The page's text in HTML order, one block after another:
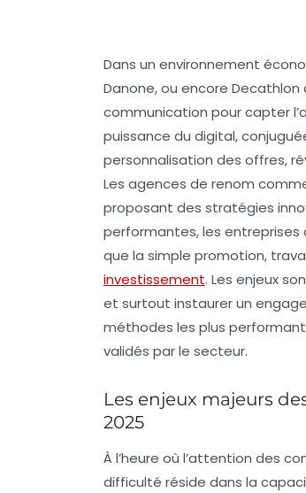
Dans un environnement
Danone, ou encore
communication pour capter
puissance du digital,
personnalisation des offres,
Les agences de renom
proposant des stratégies
performantes, les entreprises
que la simple promotion,
investissement. Les enjeux
et surtout instaurer un
méthodes les plus
validés par le secteur.
Les enjeux majeurs
2025
À l’heure où l’attention des
difficulté réside dans la